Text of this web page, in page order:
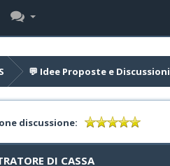
💬 Idee Proposte e Discussioni
discussione:
DI CASSA